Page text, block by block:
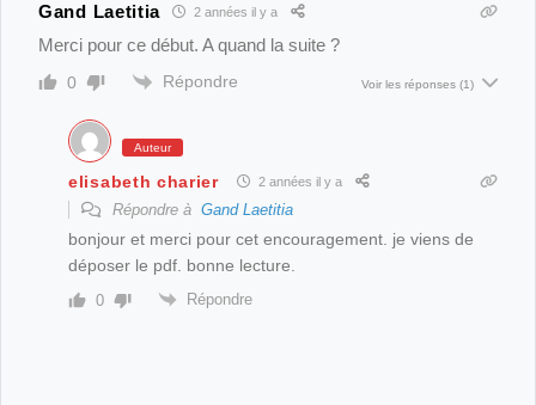
Gand Laetitia 2 années il y a
Merci pour ce début. A quand la suite ?
0 Répondre Voir les réponses (1)
Auteur
elisabeth charier 2 années il y a
Répondre à Gand Laetitia
bonjour et merci pour cet encouragement. je viens de
déposer le pdf. bonne lecture.
0 Répondre